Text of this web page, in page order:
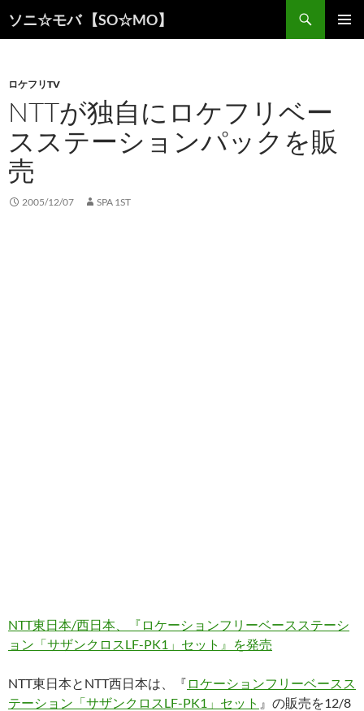
ソニ☆モバ 【SO☆MO】
索
ン
ツ
へ
ス
キ
ッ
プ
ロケフリTV
NTTが独自にロケフリベー
スステーションパックを販
売
2005/12/07 SPA 1ST
NTT東日本/西日本、『ロケーションフリーベースステーシ
ョン「サザンクロスLF-PK1」セット』を発売
NTT東日本とNTT西日本は、『 ロケーションフリーベースス
テーション「サザンクロスLF-PK1」セット 』の販売を12/8